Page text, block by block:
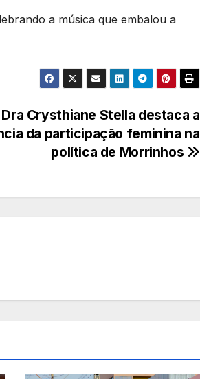
a música que embalou a
Crysthiane Stella destaca a
da participação feminina na
política de Morrinhos